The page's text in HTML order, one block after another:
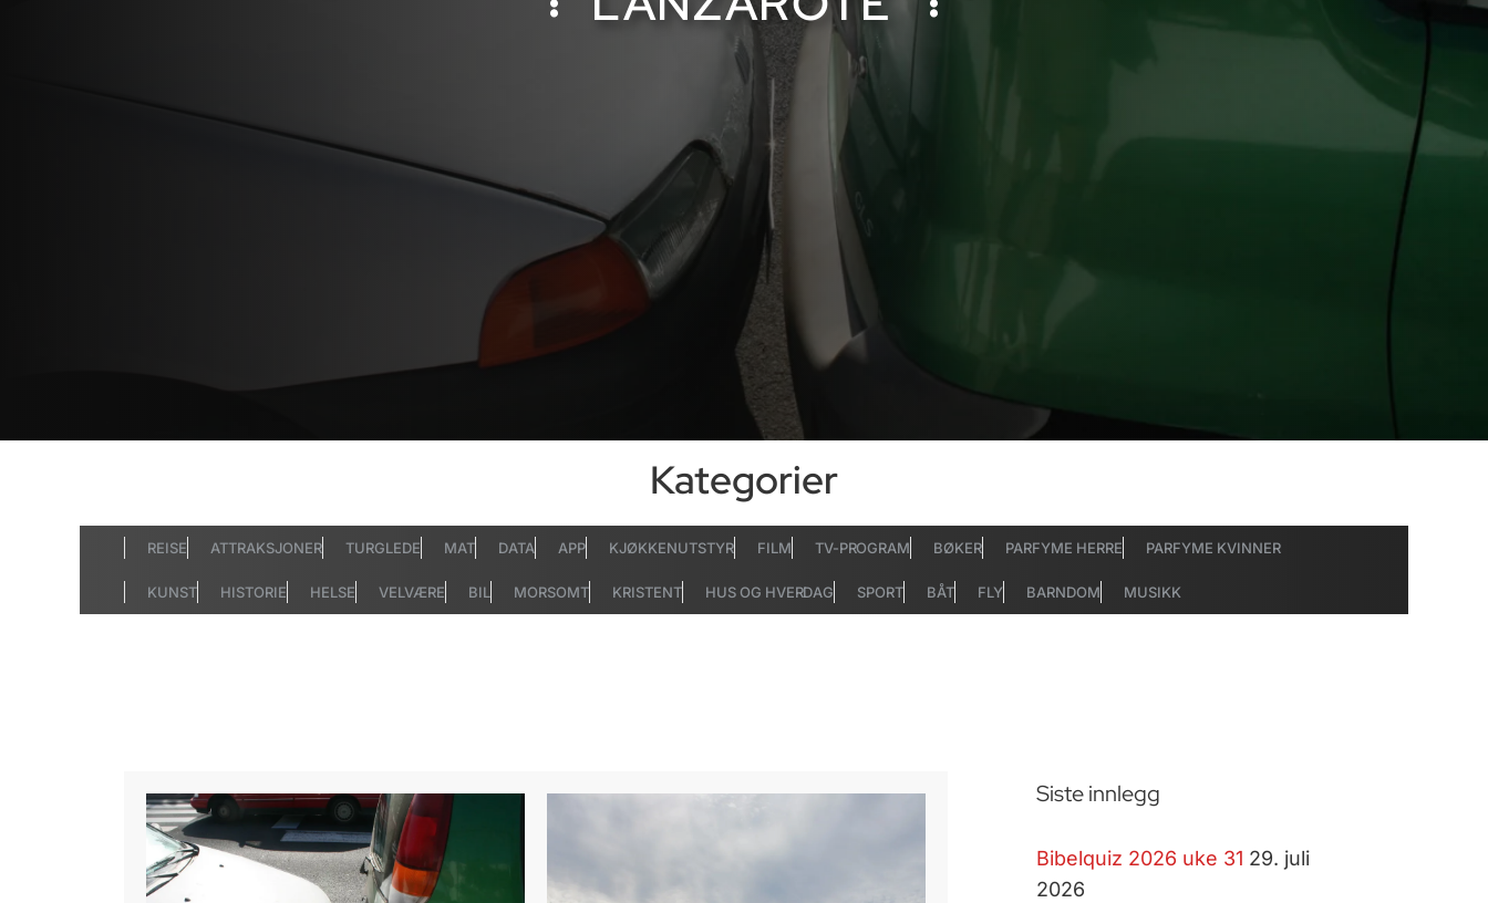
Kategorier
REISE ATTRAKSJONER TURGLEDE MAT DATA APP KJØKKENUTSTYR FILM TV-PROGRAM BØKER PARFYME HERRE PARFYME KVINNER
KUNST HISTORIE HELSE VELVÆRE BIL MORSOMT KRISTENT HUS OG HVERDAG SPORT BÅT FLY BARNDOM MUSIKK
Siste innlegg
Bibelquiz 2026 uke 31 29. juli
2026